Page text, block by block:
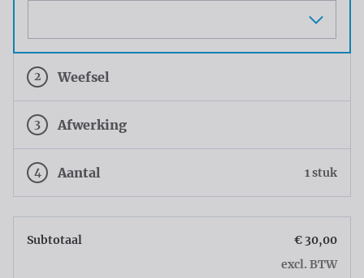
2 Weefsel
3 Afwerking
4 Aantal 1 stuk
Subtotaal
€ 30,00
excl. BTW